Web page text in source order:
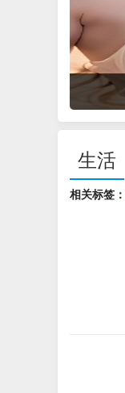
生活
相关标签：